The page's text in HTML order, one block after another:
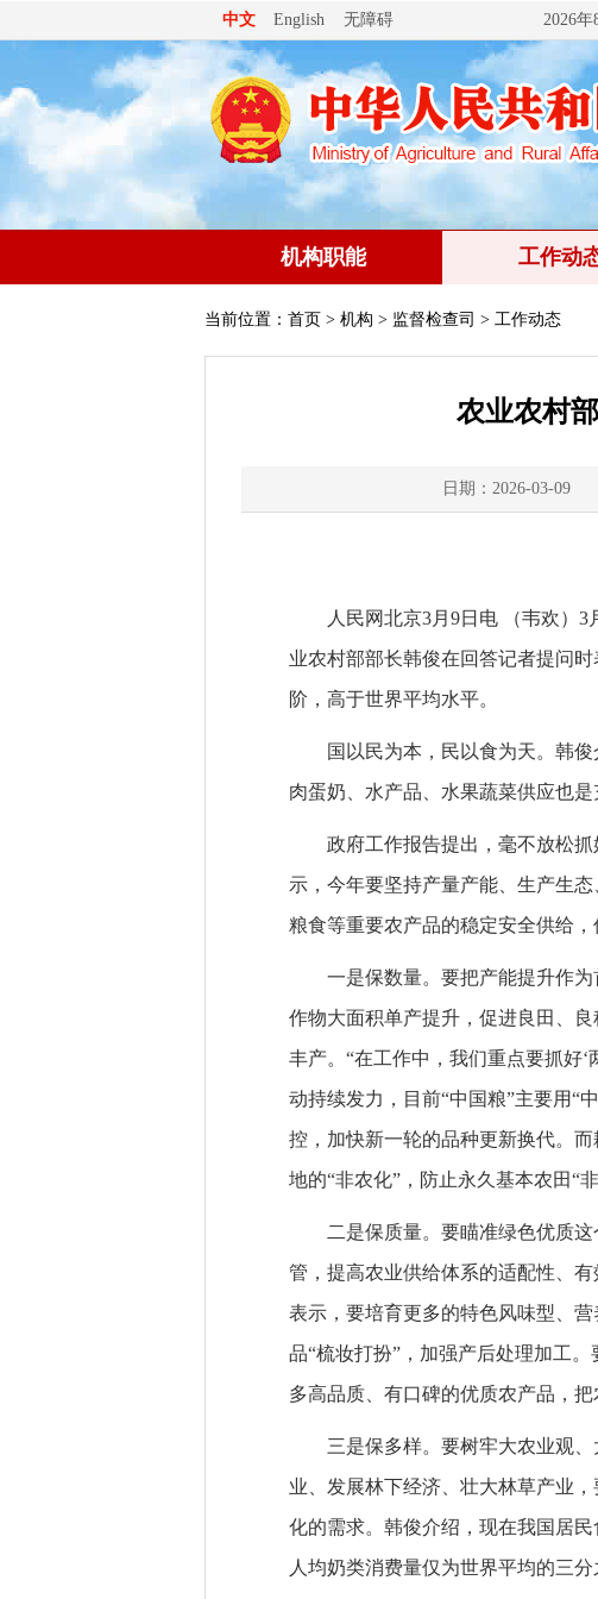
中文 English 无障碍 2026
机构职能 工作动
当前位置： 首页 > 机构 > 监督检查司 > 工作动态
农业农村
日期：2026-03-09
人民网北京3月9日电 （韦欢）
业农村部部长韩俊在回答记者提问
阶，高于世界平均水平。
国以民为本，民以食为天。韩
肉蛋奶、水产品、水果蔬菜供应也
政府工作报告提出，毫不放松
示，今年要坚持产量产能、生产生
粮食等重要农产品的稳定安全供给
一是保数量。要把产能提升作
作物大面积单产提升，促进良田、
丰产。“在工作中，我们重点要抓好
动持续发力，目前“中国粮”主要用“
控，加快新一轮的品种更新换代。
地的“非农化”，防止永久基本农田“
二是保质量。要瞄准绿色优质
管，提高农业供给体系的适配性、
表示，要培育更多的特色风味型、
品“梳妆打扮”，加强产后处理加工
多高品质、有口碑的优质农产品，
三是保多样。要树牢大农业观
业、发展林下经济、壮大林草产业
化的需求。韩俊介绍，现在我国居
人均奶类消费量仅为世界平均的三